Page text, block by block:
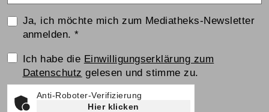
Ja, ich möchte mich zum Mediatheks-Newsletter
anmelden.*
Einwilligungserklärung
Ich habe die Einwilligungserklärung zum
Datenschutz gelesen und stimme zu.
Anti-Roboter-Verifizierung
Hier klicken